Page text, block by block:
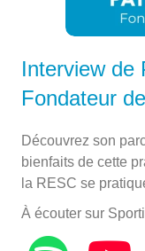
Interview de
Fondateur
Découvrez son
bienfaits de cette
la RESC se
À écouter sur